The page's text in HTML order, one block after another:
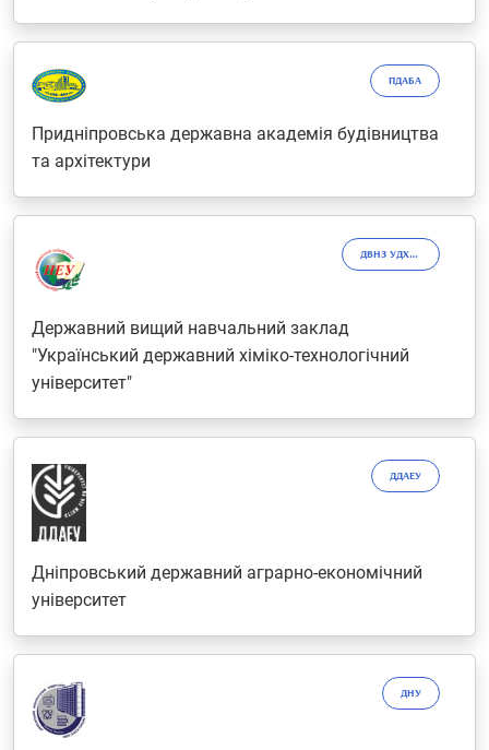
ПДАБА
Придніпровська державна академія будівництва
та архітектури
ДВНЗ УДХТУ
Державний вищий навчальний заклад
"Український державний хіміко-технологічний
університет"
ДДАЕУ
Дніпровський державний аграрно-економічний
університет
ДНУ